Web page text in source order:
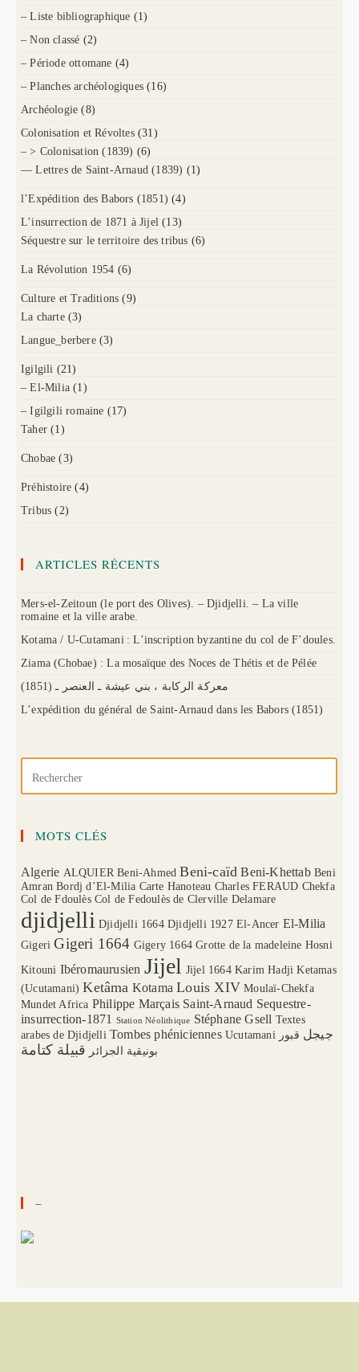
– Liste bibliographique (1)
– Non classé (2)
– Période ottomane (4)
– Planches archéologiques (16)
Archéologie (8)
Colonisation et Révoltes (31)
– > Colonisation (1839) (6)
— Lettres de Saint-Arnaud (1839) (1)
l’Expédition des Babors (1851) (4)
L’insurrection de 1871 à Jijel (13)
Séquestre sur le territoire des tribus (6)
La Révolution 1954 (6)
Culture et Traditions (9)
La charte (3)
Langue_berbere (3)
Igilgili (21)
– El-Milia (1)
– Igilgili romaine (17)
Taher (1)
Chobae (3)
Préhistoire (4)
Tribus (2)
ARTICLES RÉCENTS
Mers-el-Zeitoun (le port des Olives). – Djidjelli. – La ville
romaine et la ville arabe.
Kotama / U-Cutamani : L’inscription byzantine du col de F’doules.
Ziama (Chobae) : La mosaïque des Noces de Thétis et de Pélée
(1851) معركة الركابة ، بني عيشة ـ العنصر ـ
L’expédition du général de Saint-Arnaud dans les Babors (1851)
MOTS CLÉS
Algerie ALQUIER Beni-Ahmed Beni-caïd Beni-Khettab Beni
Amran Bordj d’El-Milia Carte Hanoteau Charles FERAUD Chekfa
Col de Fdoulès Col de Fedoulès de Clerville Delamare
djidjelli Djidjelli 1664 Djidjelli 1927 El-Ancer El-Milia
Gigeri Gigeri 1664 Gigery 1664 Grotte de la madeleine Hosni
Kitouni Ibéromaurusien Jijel Jijel 1664 Karim Hadji Ketamas
(Ucutamani) Ketâma Kotama Louis XIV Moulaï-Chekfa
Mundet Africa Philippe Marçais Saint-Arnaud Sequestre-
insurrection-1871
Station Néolithique Stéphane Gsell Textes
arabes de Djidjelli Tombes phéniciennes Ucutamani جيجل قبور
بونيقية الجزائر قبيلة كتامة
–